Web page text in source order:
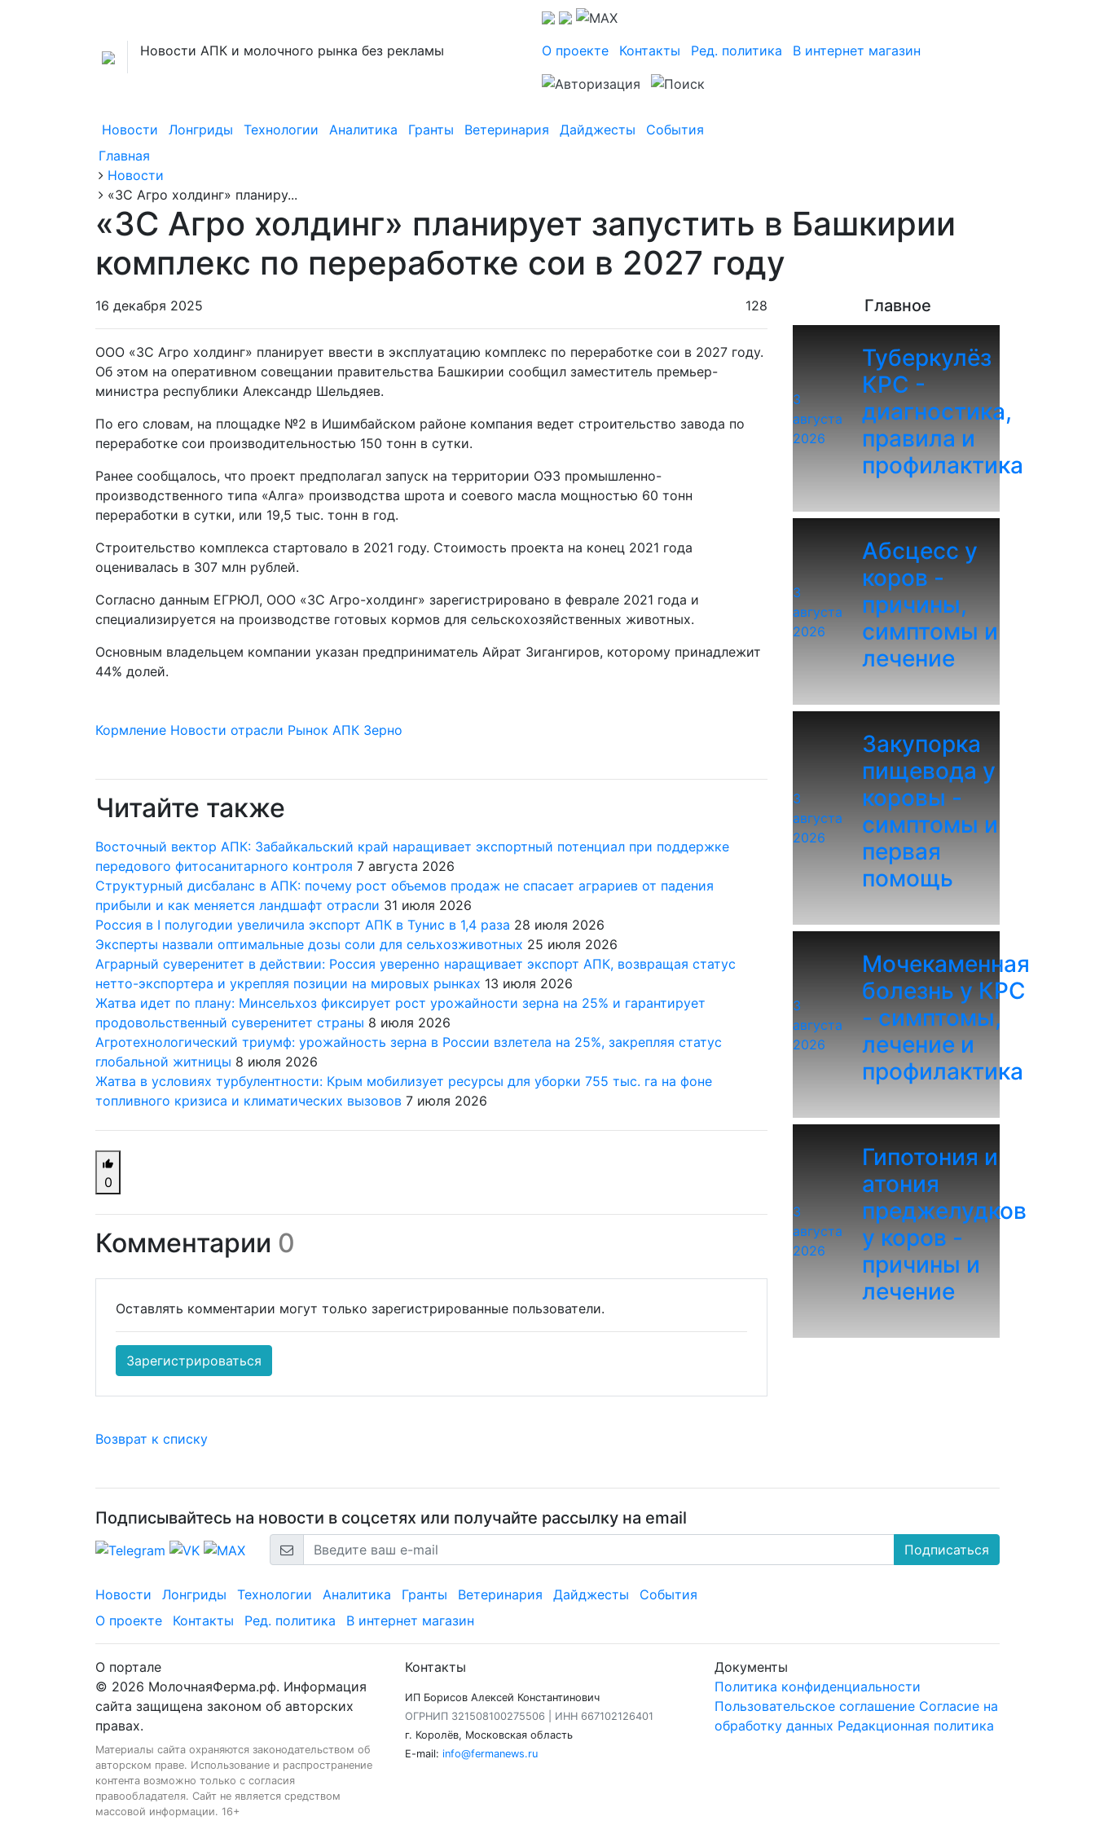
Новости АПК и молочного рынка без рекламы О проекте Контакты Ред. политика В интернет магазин
Новости Лонгриды Технологии Аналитика Гранты Ветеринария Дайджесты
События
Главная
Новости
«ЗС Агро холдинг» планиру...
«ЗС Агро холдинг» планирует запустить в Башкирии
комплекс по переработке сои в 2027 году
16 декабря 2025 128
ООО «ЗС Агро холдинг» планирует ввести в эксплуатацию комплекс по переработке сои в 2027 году.
Об этом на оперативном совещании правительства Башкирии сообщил заместитель премьер-
министра республики Александр Шельдяев.
По его словам, на площадке №2 в Ишимбайском районе компания ведет строительство завода по
переработке сои производительностью 150 тонн в сутки.
Ранее сообщалось, что проект предполагал запуск на территории ОЭЗ промышленно-
производственного типа «Алга» производства шрота и соевого масла мощностью 60 тонн
переработки в сутки, или 19,5 тыс. тонн в год.
Строительство комплекса стартовало в 2021 году. Стоимость проекта на конец 2021 года
оценивалась в 307 млн рублей.
Согласно данным ЕГРЮЛ, ООО «ЗС Агро-холдинг» зарегистрировано в феврале 2021 года и
специализируется на производстве готовых кормов для сельскохозяйственных животных.
Основным владельцем компании указан предприниматель Айрат Зигангиров, которому принадлежит
44% долей.
Кормление Новости отрасли Рынок АПК Зерно
Читайте также
Восточный вектор АПК: Забайкальский край наращивает экспортный потенциал при поддержке
передового фитосанитарного контроля 7 августа 2026
Структурный дисбаланс в АПК: почему рост объемов продаж не спасает аграриев от падения
прибыли и как меняется ландшафт отрасли 31 июля 2026
Россия в I полугодии увеличила экспорт АПК в Тунис в 1,4 раза 28 июля 2026
Эксперты назвали оптимальные дозы соли для сельхозживотных 25 июля 2026
Аграрный суверенитет в действии: Россия уверенно наращивает экспорт АПК, возвращая статус
нетто-экспортера и укрепляя позиции на мировых рынках 13 июля 2026
Жатва идет по плану: Минсельхоз фиксирует рост урожайности зерна на 25% и гарантирует
продовольственный суверенитет страны 8 июля 2026
Агротехнологический триумф: урожайность зерна в России взлетела на 25%, закрепляя статус
глобальной житницы 8 июля 2026
Жатва в условиях турбулентности: Крым мобилизует ресурсы для уборки 755 тыс. га на фоне
топливного кризиса и климатических вызовов 7 июля 2026
0
Комментарии 0
Оставлять комментарии могут только зарегистрированные пользователи.
Зарегистрироваться
Главное
3
августа
2026
Туберкулёз
КРС -
диагностика,
правила и
профилактика
3
августа
2026
Абсцесс у
коров -
причины,
симптомы и
лечение
3
августа
2026
Закупорка
пищевода у
коровы -
симптомы и
первая
помощь
3
августа
2026
Мочекаменная
болезнь у КРС
- симптомы,
лечение и
профилактика
3
августа
2026
Гипотония и
атония
преджелудков
у коров -
причины и
лечение
Возврат к списку
Подписывайтесь на новости в соцсетях или получайте рассылку на email
Подписаться
Новости Лонгриды Технологии Аналитика Гранты Ветеринария Дайджесты
События
О проекте
Контакты Ред. политика В интернет магазин
О портале
© 2026 МолочнаяФерма.рф. Информация
сайта защищена законом об авторских
правах.
Материалы сайта охраняются законодательством об
авторском праве. Использование и распространение
контента возможно только с согласия
правообладателя. Сайт не является средством
массовой информации. 16+
Контакты
ИП Борисов Алексей Константинович
ОГРНИП 321508100275506 | ИНН 667102126401
г. Королёв, Московская область
E-mail: info@fermanews.ru
Документы
Политика конфиденциальности
Пользовательское соглашение Согласие на
обработку данных Редакционная политика